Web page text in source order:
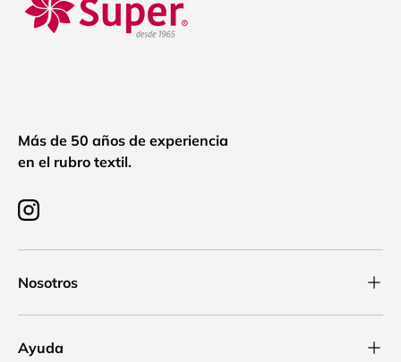
Más de 50 años de experiencia
en el rubro textil.
Instagram
Nosotros
Ayuda